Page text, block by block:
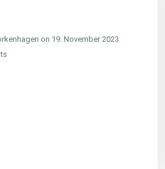
on 19. November 2023